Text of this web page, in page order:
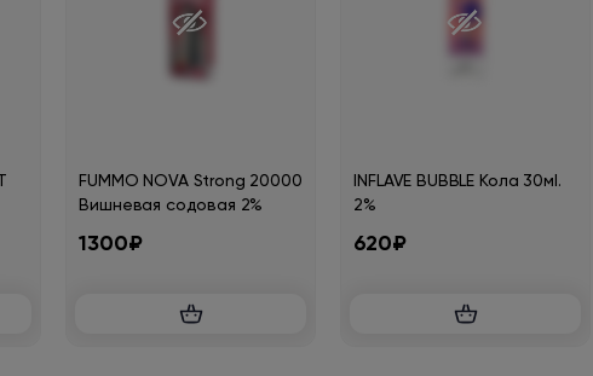
FUMMO NOVA Strong 20000
Вишневая содовая 2%
1300₽
INFLAVE BUBBLE Кола 30мl.
2%
620₽